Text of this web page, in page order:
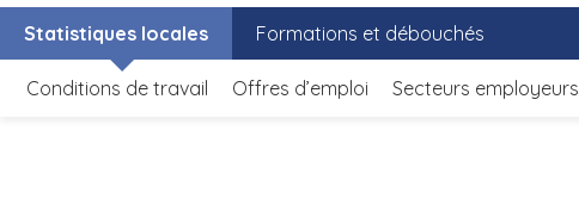
Statistiques locales Formations et débouchés
Conditions de travail Offres d’emploi Secteurs employeurs